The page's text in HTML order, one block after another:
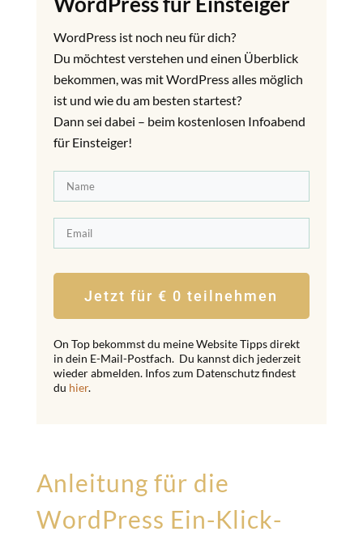
WordPress ist noch neu für dich?
Du möchtest verstehen und einen Überblick
bekommen, was mit WordPress alles möglich
ist und wie du am besten startest?
Dann sei dabei – beim kostenlosen Infoabend
für Einsteiger!
Jetzt für € 0 teilnehmen
On Top bekommst du meine Website Tipps direkt
in dein E-Mail-Postfach. Du kannst dich jederzeit
wieder abmelden. Infos zum Datenschutz findest
du hier.
Anleitung für die
WordPress Ein-Klick-